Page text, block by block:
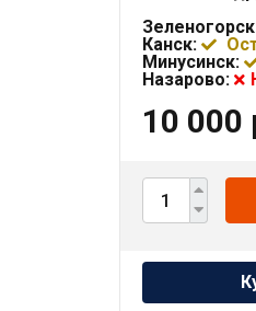
Канск:
Минусинск:
Назарово:
10 000